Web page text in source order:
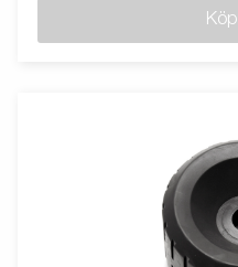
Köp